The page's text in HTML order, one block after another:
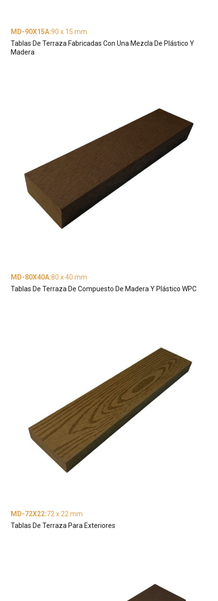
MD-90X15A:90 x 15 mm
Tablas De Terraza Fabricadas Con Una Mezcla De Plástico Y
Madera
MD-80X40A:80 x 40 mm
Tablas De Terraza De Compuesto De Madera Y Plástico WPC
MD-72X22:72 x 22 mm
Tablas De Terraza Para Exteriores